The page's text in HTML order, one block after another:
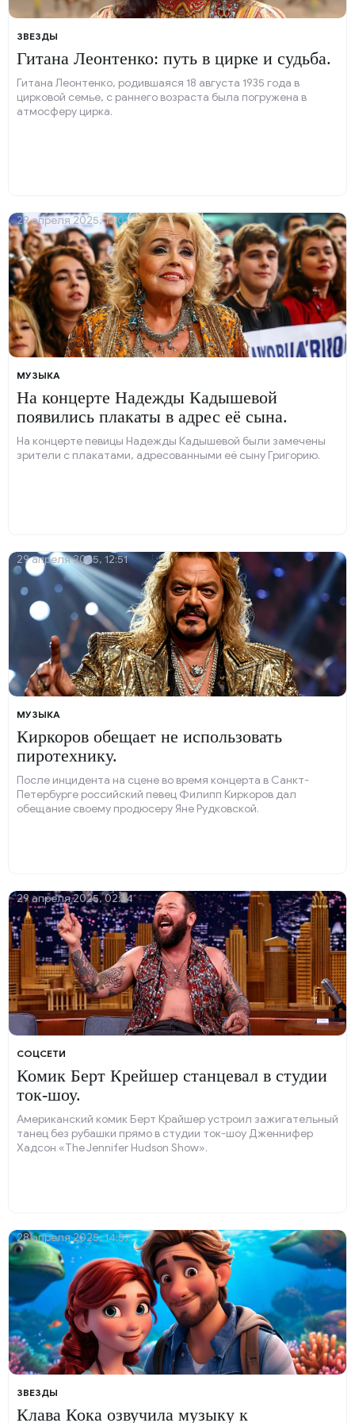
ЗВЕЗДЫ
Гитана Леонтенко: путь в цирке и судьба.
Гитана Леонтенко, родившаяся 18 августа 1935 года в
цирковой семье, с раннего возраста была погружена в
атмосферу цирка.
МУЗЫКА
На концерте Надежды Кадышевой
появились плакаты в адрес её сына.
На концерте певицы Надежды Кадышевой были замечены
зрители с плакатами, адресованными её сыну Григорию.
29 апреля 2025, 15:01
МУЗЫКА
Киркоров обещает не использовать
пиротехнику.
После инцидента на сцене во время концерта в Санкт-
Петербурге российский певец Филипп Киркоров дал
обещание своему продюсеру Яне Рудковской.
29 апреля 2025, 12:51
COЦСЕТИ
Комик Берт Крейшер станцевал в студии
ток-шоу.
Американский комик Берт Крайшер устроил зажигательный
танец без рубашки прямо в студии ток-шоу Дженнифер
Хадсон «The Jennifer Hudson Show».
29 апреля 2025, 02:34
ЗВЕЗДЫ
Клава Кока озвучила музыку к
28 апреля 2025, 14:57